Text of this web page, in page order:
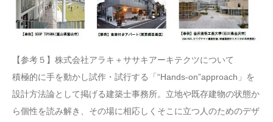
【参考５】株式会社アラキ＋ササキアーキテクツについて
積極的に手を動かし試作・試行する「“Hands-on”approach」を
設計方法論として掲げる建築士事務所。立地や既存建物の状態か
ら個性を読み解き、その場に相応しくそこに立つ人のためのデザ